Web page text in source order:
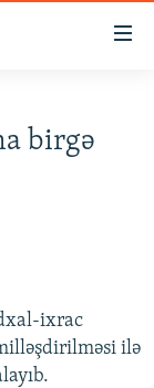
birgə
ixrac
ilə